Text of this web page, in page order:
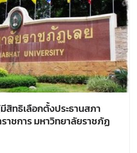
สิทธิเลือกตั้งประธานสภา
าชการ มหาวิทยาลัยราชภัฏ